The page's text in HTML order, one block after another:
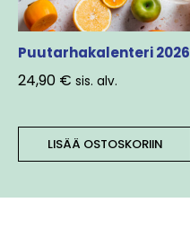
Puutarhakalenteri 2026
24,90 € sis. alv.
LISÄÄ OSTOSKORIIN